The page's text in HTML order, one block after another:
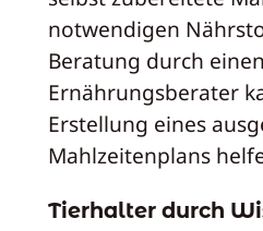
notwendigen
Beratung durch
Ernährungsberater
Erstellung eines
Mahlzeitenplans
Tierhalter durch